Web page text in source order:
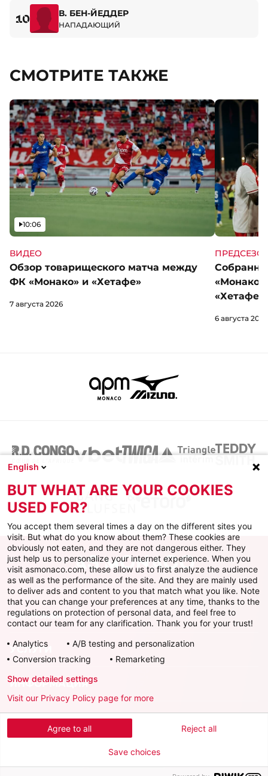
10 В. БЕН-ЙЕДДЕР
НАПАДАЮЩИЙ
СМОТРИТЕ ТАКЖЕ
ВИДЕО
Обзор товарищеского матча между
ФК «Монако» и «Хетафе»
Видео
10:06
7 августа 2026
«Хетафе»
6 августа 2026
ФК Монако
УСЛУГИ
ИНФОРМАЦИЯ
Скачать официальное приложение
English
BUT WHAT ARE YOUR COOKIES
USED FOR?
You accept them several times a day on the different sites you
visit. But what do you know about them? These cookies are
obviously not eaten, and they are not dangerous either. They
just help us to personalize your internet experience. When you
visit asmonaco.com, these allow us to first analyze the audience
as well as the performance of the site. And they are mainly used
to deliver ads and content to you that match what you like. Note
that you can change your preferences at any time, thanks to the
regulations on protection of personal data, and feel free to
contact our team for any clarification. Thank you for your trust!
Analytics
A/B testing and personalization
Conversion tracking
Remarketing
Agree to all Reject all
Show detailed settings
Visit our Privacy Policy page for more
Save choices